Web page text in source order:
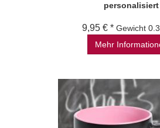
personalisiert
9,95 € * Gewicht
Mehr